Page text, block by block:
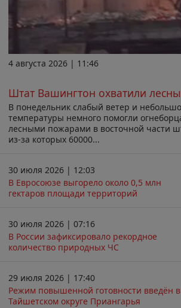
4 августа 2026 | 11:46
Штат Вашингтон охватили
В понедельник слабый ветер и
температуры немного помогли
лесными пожарами в восточной части
из-за которых 60000...
30 июля 2026 | 12:03
В Евросоюзе выгорело около 0,5 млн
гектаров площади территорий
30 июля 2026 | 07:16
В России зафиксировало рекордное
количество природных ЧС
29 июля 2026 | 17:40
Режим повышенной готовности введён в
Тайшетском округе Приангарья